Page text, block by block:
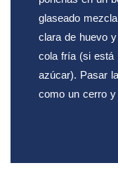
glaseado
clara de huevo
cola fría (si está
azúcar). Pasar
como un cerro